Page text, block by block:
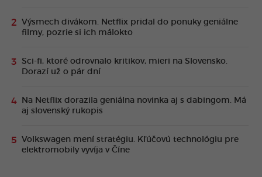
Výsmech divákom. Netflix pridal do ponuky geniálne
filmy, pozrie si ich málokto
Sci-fi, ktoré odrovnalo kritikov, mieri na Slovensko.
Dorazí už o pár dní
Na Netflix dorazila geniálna novinka aj s dabingom. Má
aj slovenský rukopis
Volkswagen mení stratégiu. Kľúčovú technológiu pre
elektromobily vyvíja v Číne